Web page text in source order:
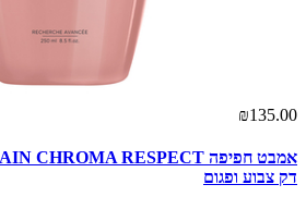
₪135.00
דק צבוע ופגום